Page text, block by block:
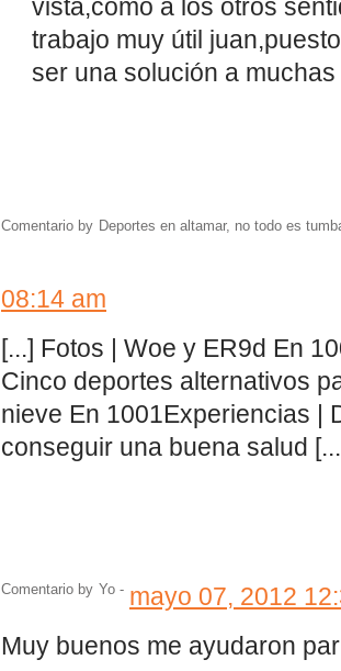
vista,como a los otros
trabajo muy útil
ser una solución a
Comentario by Deportes en altamar, no todo es
08:14 am
[...] Fotos | Woe y ER9d En
Cinco deportes alternativos
nieve En 1001Experiencias |
conseguir una buena salud
Comentario by Yo - mayo 07, 2012
Muy buenos me ayudaron